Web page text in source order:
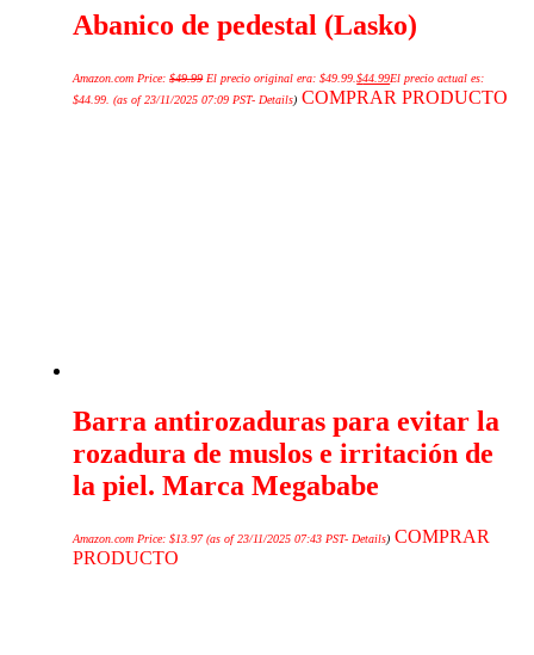
Abanico de pedestal (Lasko)
Amazon.com Price:$49.99 El precio original era: $49.99.$44.99El precio actual es:
$44.99. (as of 23/11/2025 07:09 PST- Details) COMPRAR PRODUCTO
Barra antirozaduras para evitar la
rozadura de muslos e irritación de
la piel. Marca Megababe
Amazon.com Price:$13.97(as of 23/11/2025 07:43 PST- Details) COMPRAR
PRODUCTO